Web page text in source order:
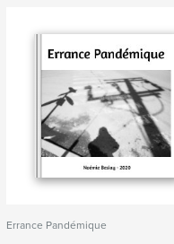
Errance Pandémique